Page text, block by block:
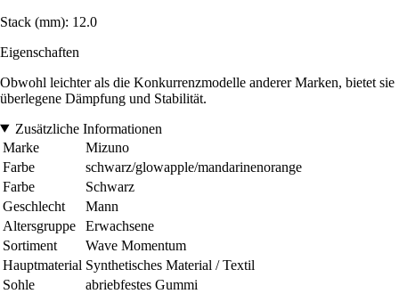
Stack (mm): 12.0
Eigenschaften
Obwohl leichter als die Konkurrenzmodelle anderer Marken, bietet sie
überlegene Dämpfung und Stabilität.
Zusätzliche Informationen
Marke
Mizuno
Farbe
schwarz/glowapple/mandarinenorange
Farbe
Schwarz
Geschlecht
Mann
Altersgruppe
Erwachsene
Sortiment
Wave Momentum
Hauptmaterial Synthetisches Material / Textil
Sohle
abriebfestes Gummi